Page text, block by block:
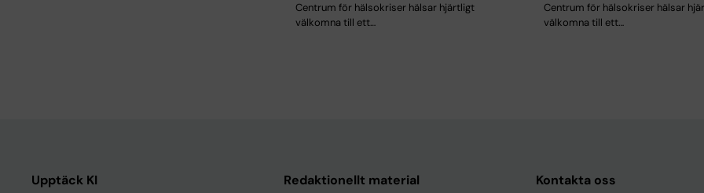
Centrum för hälsokriser hälsar hjärtligt
välkomna till ett…
Centrum för hälsokriser hälsar
välkomna till ett…
Upptäck KI
Redaktionellt material
Kontakta oss